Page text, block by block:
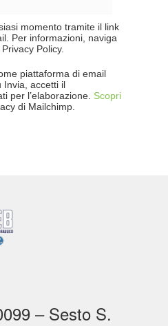
momento tramite il link
Per informazioni, naviga
Policy.
piattaforma di email
Invia, accetti il
per l’elaborazione. Scopri
di Mailchimp.
– Sesto S.